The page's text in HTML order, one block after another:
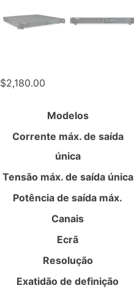
$2,180.00
Modelos
Corrente máx. de saída
única
Tensão máx. de saída única
Potência de saída máx.
Canais
Ecrã
Resolução
Exatidão de definição